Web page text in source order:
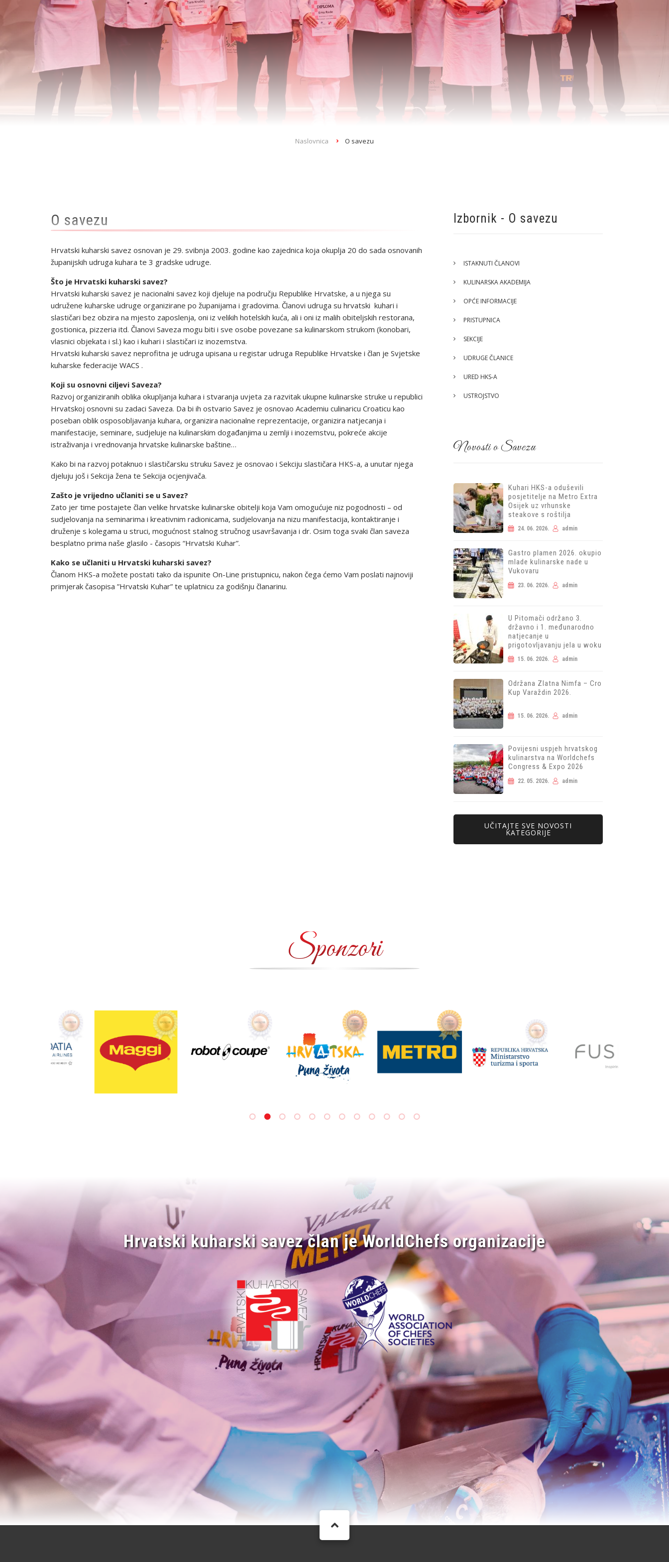
Naslovnica O savezu
O savezu
Hrvatski kuharski savez osnovan je 29. svibnja 2003. godine kao zajednica koja okuplja 20 do sada osnovanih
županijskih udruga kuhara te 3 gradske udruge.
Što je Hrvatski kuharski savez?
Hrvatski kuharski savez je nacionalni savez koji djeluje na području Republike Hrvatske, a u njega su
udružene kuharske udruge organizirane po županijama i gradovima. Članovi udruga su hrvatski kuhari i
slastičari bez obzira na mjesto zaposlenja, oni iz velikih hotelskih kuća, ali i oni iz malih obiteljskih restorana,
gostionica, pizzeria itd. Članovi Saveza mogu biti i sve osobe povezane sa kulinarskom strukom (konobari,
vlasnici objekata i sl.) kao i kuhari i slastičari iz inozemstva.
Hrvatski kuharski savez neprofitna je udruga upisana u registar udruga Republike Hrvatske i član je Svjetske
kuharske federacije WACS .
Koji su osnovni ciljevi Saveza?
Razvoj organiziranih oblika okupljanja kuhara i stvaranja uvjeta za razvitak ukupne kulinarske struke u republici
Hrvatskoj osnovni su zadaci Saveza. Da bi ih ostvario Savez je osnovao Academiu culinaricu Croaticu kao
poseban oblik osposobljavanja kuhara, organizira nacionalne reprezentacije, organizira natjecanja i
manifestacije, seminare, sudjeluje na kulinarskim događanjima u zemlji i inozemstvu, pokreće akcije
istraživanja i vrednovanja hrvatske kulinarske baštine…
Kako bi na razvoj potaknuo i slastičarsku struku Savez je osnovao i Sekciju slastičara HKS-a, a unutar njega
djeluju još i Sekcija žena te Sekcija ocjenjivača.
Zašto je vrijedno učlaniti se u Savez?
Zato jer time postajete član velike hrvatske kulinarske obitelji koja Vam omogućuje niz pogodnosti – od
sudjelovanja na seminarima i kreativnim radionicama, sudjelovanja na nizu manifestacija, kontaktiranje i
druženje s kolegama u struci, mogućnost stalnog stručnog usavršavanja i dr. Osim toga svaki član saveza
besplatno prima naše glasilo - časopis “Hrvatski Kuhar”.
Kako se učlaniti u Hrvatski kuharski savez?
Članom HKS-a možete postati tako da ispunite On-Line pristupnicu, nakon čega ćemo Vam poslati najnoviji
primjerak časopisa ”Hrvatski Kuhar” te uplatnicu za godišnju članarinu.
Izbornik - O savezu
ISTAKNUTI ČLANOVI
KULINARSKA AKADEMIJA
OPĆE INFORMACIJE
PRISTUPNICA
SEKCIJE
UDRUGE ČLANICE
URED HKS-A
USTROJSTVO
Novosti o Savezu
Kuhari HKS-a oduševili
posjetitelje na Metro Extra
Osijek uz vrhunske
steakove s roštilja
24. 06. 2026. admin
Gastro plamen 2026. okupio
mlade kulinarske nade u
Vukovaru
23. 06. 2026. admin
U Pitomači održano 3.
državno i 1. međunarodno
natjecanje u
prigotovljavanju jela u woku
15. 06. 2026. admin
Održana Zlatna Nimfa – Cro
Kup Varaždin 2026.
15. 06. 2026. admin
Povijesni uspjeh hrvatskog
kulinarstva na Worldchefs
Congress & Expo 2026
22. 05. 2026. admin
UČITAJTE SVE NOVOSTI
KATEGORIJE
Sponzori
Hrvatski kuharski savez član je WorldChefs organizacije